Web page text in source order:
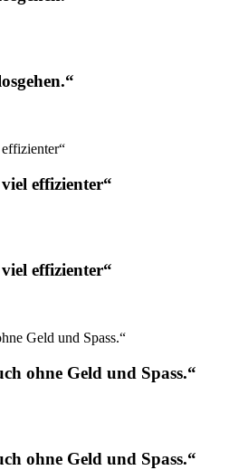
effizienter“
effizienter“
ohne Geld und Spass.“
ohne Geld und Spass.“